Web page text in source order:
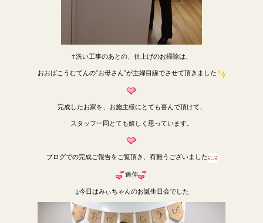
↑洗い工事のあとの、仕上げのお掃除は、
おおばこうむてんの”お母さん”が主婦目線でさせて頂きました
完成したお家を、お施主様にとても喜んで頂けて、
スタッフ一同とても嬉しく思っています。
ブログでの完成ご報告をご覧頂き、有難うございました
追伸
↓今日はみぃちゃんのお誕生日会でした